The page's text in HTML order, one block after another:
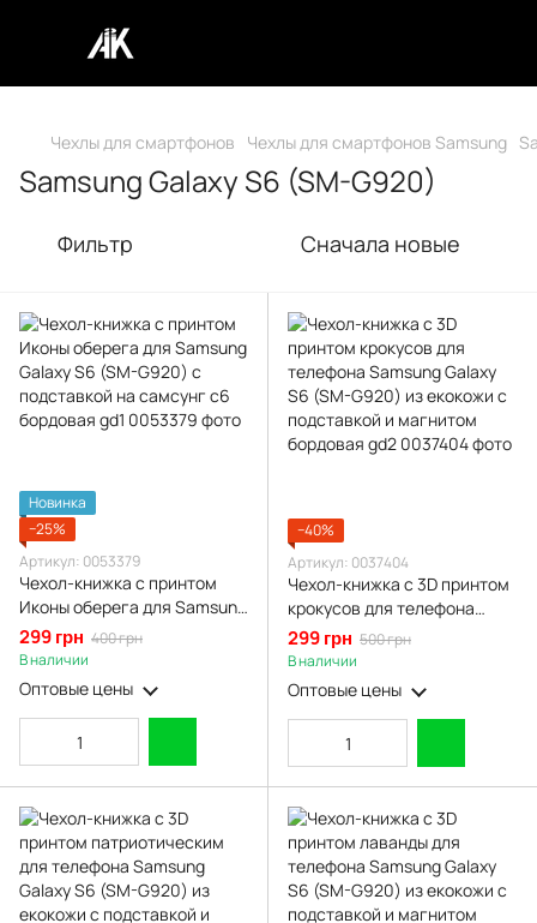
Чехлы для смартфонов Чехлы для смартфонов Samsung
Samsung Galaxy S6 (SM-G920)
Фильтр Сначала новые
Новинка
−25%
Артикул: 0053379
Чехол-книжка с принтом
Иконы оберега для Samsung
Galaxy S6 (SM-G920) с
подставкой на самсунг с6
бордовая gd1
299 грн 400 грн
В наличии
Оптовые цены
−40%
Артикул: 0037404
Чехол-книжка с 3D принтом
крокусов для телефона
Samsung Galaxy S6 (SM-
G920) из екокожи с
подставкой и магнитом
бордовая gd2
299 грн 500 грн
В наличии
Оптовые цены